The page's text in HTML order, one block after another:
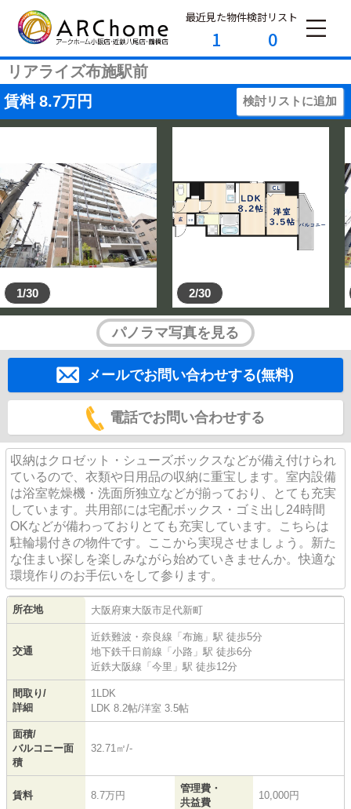
最近見た物件
1
検討リスト
0
リアライズ布施駅前
賃料 8.7万円 検討リストに追加
1/30 2/30
パノラマ写真を見る
メールでお問い合わせする(無料)
電話でお問い合わせする
収納はクロゼット・シューズボックスなどが備え付けられ
ているので、衣類や日用品の収納に重宝します。室内設備
は浴室乾燥機・洗面所独立などが揃っており、とても充実
しています。共用部には宅配ボックス・ゴミ出し24時間
OKなどが備わっておりとても充実しています。こちらは
駐輪場付きの物件です。ここから実現させましょう。新た
な住まい探しを楽しみながら始めていきませんか。快適な
環境作りのお手伝いをして参ります。
所在地 大阪府東大阪市足代新町
交通
近鉄難波・奈良線 「布施 」駅 徒歩5分
地下鉄千日前線 「小路 」駅 徒歩6分
近鉄大阪線 「今里 」駅 徒歩12分
間取り/
詳細
1LDK
LDK 8.2帖/洋室 3.5帖
面積/
バルコニー面
積
32.71㎡/-
賃料 8.7万円
管理費・
共益費
10,000円